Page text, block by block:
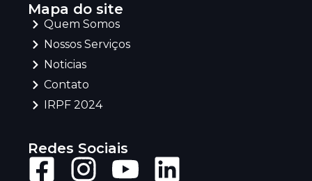
Mapa do site
Quem Somos
Nossos Serviços
Noticias
Contato
IRPF 2024
Redes Sociais